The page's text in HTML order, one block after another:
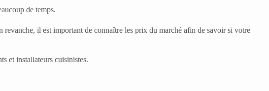
de temps.
il est important de connaître les prix du marché afin de savoir si votre
et installateurs cuisinistes.